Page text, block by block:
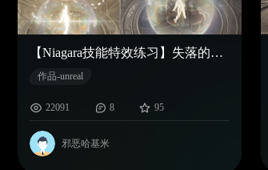
【Niagara技能特效练习】失落的圆周率 练习是不可能练习的 永远不可能开始练习的
作品-unreal
22091 8 95
邪恶哈基米